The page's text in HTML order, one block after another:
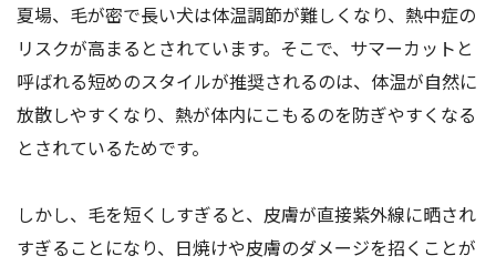
夏場、毛が密で長い犬は体温調節が難しくなり、熱中症の
リスクが高まるとされています。そこで、サマーカットと
呼ばれる短めのスタイルが推奨されるのは、体温が自然に
放散しやすくなり、熱が体内にこもるのを防ぎやすくなる
とされているためです。
しかし、毛を短くしすぎると、皮膚が直接紫外線に晒され
すぎることになり、日焼けや皮膚のダメージを招くことが